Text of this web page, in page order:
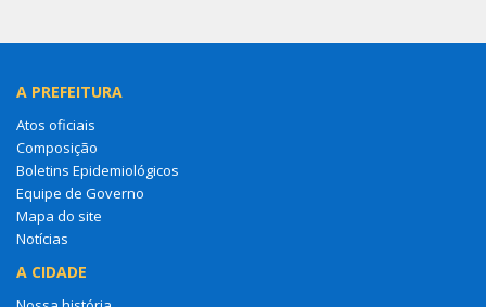
A PREFEITURA
Atos oficiais
Composição
Boletins Epidemiológicos
Equipe de Governo
Mapa do site
Notícias
A CIDADE